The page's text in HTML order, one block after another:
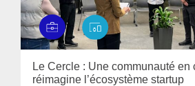
Le Cercle : Une communauté en
réimagine l’écosystème startup